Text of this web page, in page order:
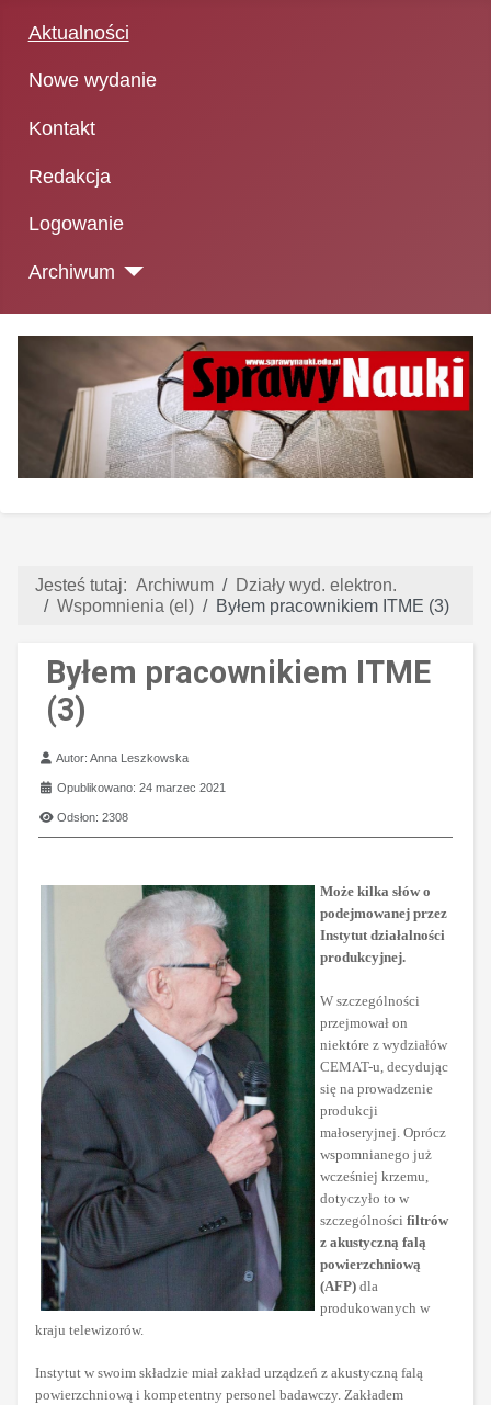
Aktualności
Nowe wydanie
Kontakt
Redakcja
Logowanie
Archiwum
Jesteś tutaj: Archiwum
Działy wyd. elektron.
Wspomnienia (el)
Byłem pracownikiem ITME (3)
Byłem pracownikiem ITME
(3)
Szczegóły
Autor:Anna Leszkowska
Opublikowano: 24 marzec 2021
Odsłon: 2308
Może kilka słów o
podejmowanej przez
Instytut działalności
produkcyjnej.
W szczególności
przejmował on
niektóre z wydziałów
CEMAT-u, decydując
się na prowadzenie
produkcji
małoseryjnej. Oprócz
wspomnianego już
wcześniej krzemu,
dotyczyło to w
szczególności filtrów
z akustyczną falą
powierzchniową
(AFP) dla
produkowanych w
kraju telewizorów.
Instytut w swoim składzie miał zakład urządzeń z akustyczną falą
powierzchniową i kompetentny personel badawczy. Zakładem